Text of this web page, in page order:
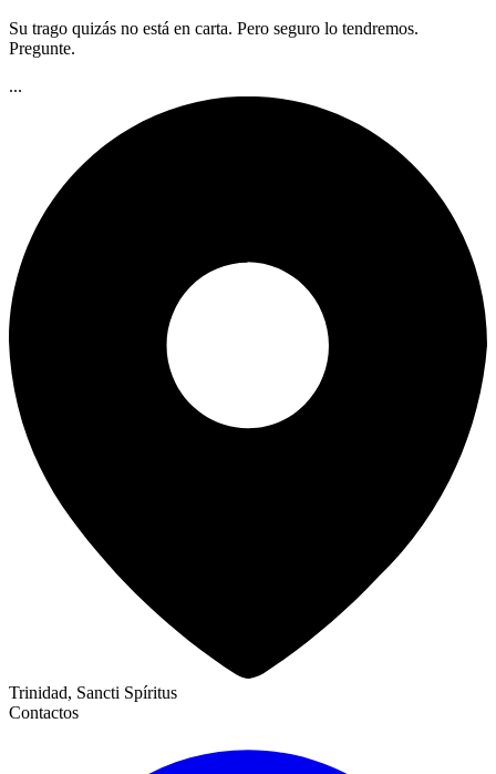
Su trago quizás no está en carta. Pero seguro lo tendremos.
Pregunte.
...
Trinidad, Sancti Spíritus
Contactos